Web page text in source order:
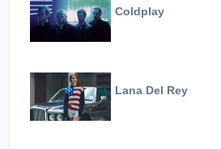
Coldplay
Lana Del Rey